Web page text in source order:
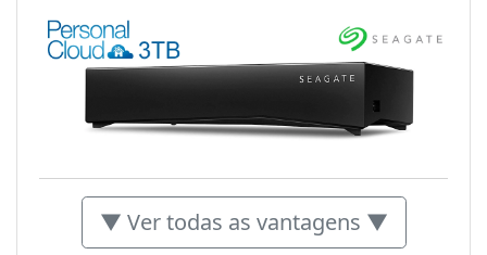
▼ Ver todas as vantagens ▼